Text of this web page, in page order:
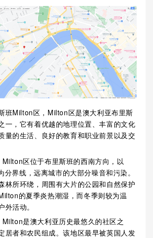
班Milton区，Milton区是澳大利亚布里斯
一，它有着优越的地理位置、丰富的文化
量的生活、良好的教育和职业前景以及交
Milton区位于布里斯班的西南方向，以
界线，远离城市的大部分噪音和污染。
林所环绕，周围有大片的公园和自然保护
的夏季炎热潮湿，而冬季则较为温
活动。
Milton是澳大利亚历史最悠久的社区之
居者和农民组成。该地区最早被英国人发